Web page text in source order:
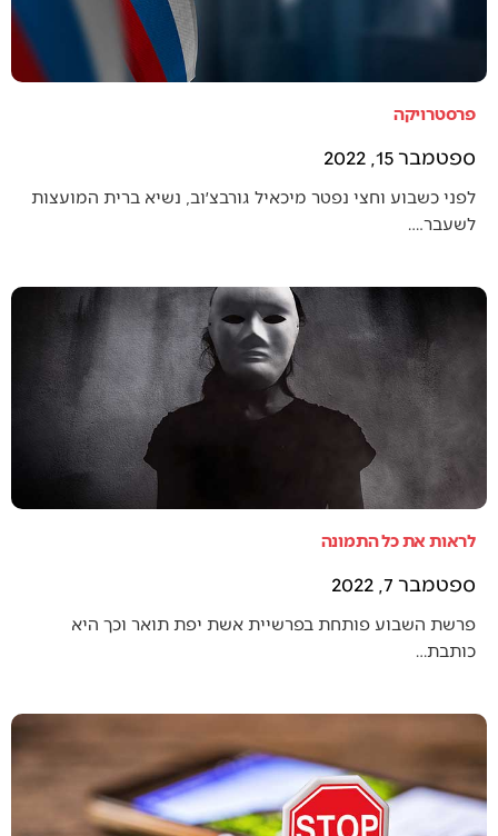
פרסטרויקה
ספטמבר 15, 2022
לפני כשבוע וחצי נפטר מיכאיל גורבצ׳וב, נשיא ברית המועצות
לשעבר.…
לראות את כל התמונה
ספטמבר 7, 2022
פרשת השבוע פותחת בפרשיית אשת יפת תואר וכך היא
כותבת…